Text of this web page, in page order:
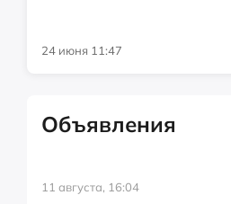
24 июня 11:47
Объявления
11 августа, 16:04